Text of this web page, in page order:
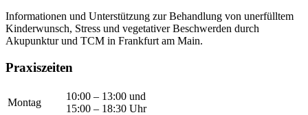
Informationen und Unterstützung zur Behandlung von unerfülltem
Kinderwunsch, Stress und vegetativer Beschwerden durch
Akupunktur und TCM in Frankfurt am Main.
Praxiszeiten
Montag
10:00 – 13:00 und
15:00 – 18:30 Uhr